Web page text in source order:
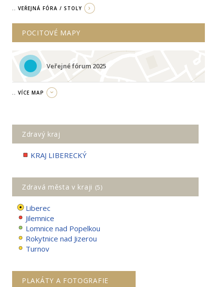
.. VEŘEJNÁ FÓRA / STOLY
POCITOVÉ MAPY
Veřejné fórum 2025
.. VÍCE MAP
Zdravý kraj
KRAJ LIBERECKÝ
Zdravá města v kraji (5)
Liberec
Jilemnice
Lomnice nad Popelkou
Rokytnice nad Jizerou
Turnov
PLAKÁTY A FOTOGRAFIE